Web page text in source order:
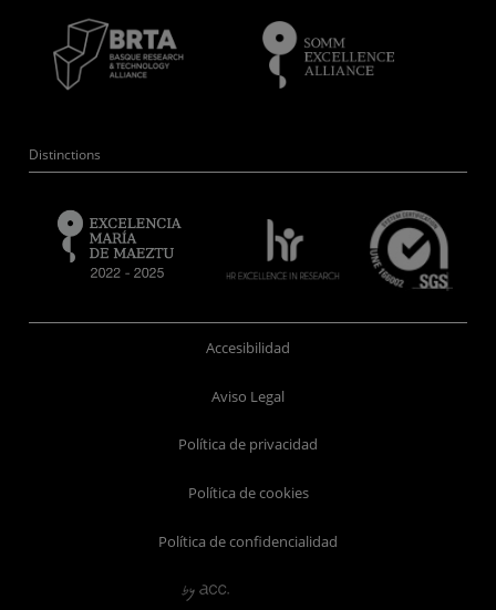
Distinctions
Accesibilidad
Aviso Legal
Política de privacidad
Política de cookies
Política de confidencialidad